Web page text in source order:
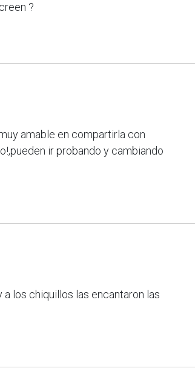
?
amable en compartirla con
ir probando y cambiando
los chiquillos las encantaron las